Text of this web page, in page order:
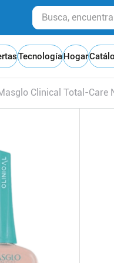
Busca, encuentra y
TecnologíaHogar
Clinical Total-Care